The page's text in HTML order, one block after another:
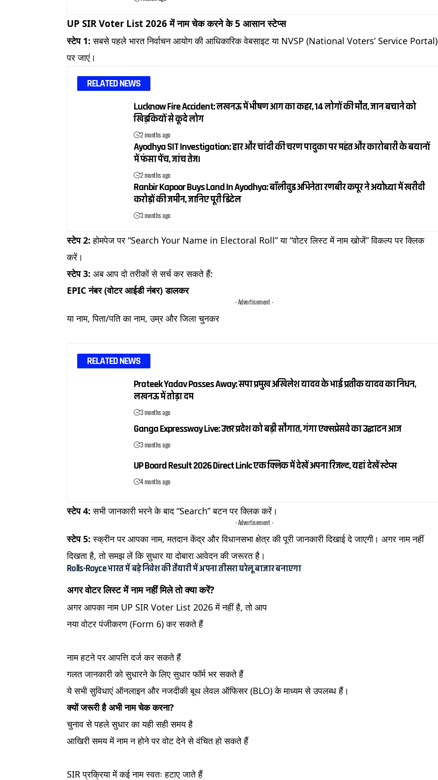
UP SIR Voter List 2026 में नाम चेक करने के 5 आसान स्टेप्स
स्टेप 1: सबसे पहले भारत निर्वाचन आयोग की आधिकारिक वेबसाइट या NVSP (National Voters’ Service Portal)
पर जाएं।
RELATED NEWS
Lucknow Fire Accident: लखनऊ में भीषण आग का कहर, 14 लोगों की मौत, जान बचाने को
खिड़कियों से कूदे लोग
2 months ago
Ayodhya SIT Investigation: हार और चांदी की चरण पादुका पर महंत और कारोबारी के बयानों
में फंसा पेंच, जांच तेज।
2 months ago
Ranbir Kapoor Buys Land In Ayodhya: बॉलीवुड अभिनेता रणबीर कपूर ने अयोध्या में खरीदी
करोड़ों की जमीन, जानिए पूरी डिटेल
3 months ago
स्टेप 2: होमपेज पर “Search Your Name in Electoral Roll” या “वोटर लिस्ट में नाम खोजें” विकल्प पर क्लिक
करें।
स्टेप 3: अब आप दो तरीकों से सर्च कर सकते हैं:
EPIC नंबर (वोटर आईडी नंबर) डालकर
- Advertisement -
या नाम, पिता/पति का नाम, उम्र और जिला चुनकर
RELATED NEWS
Prateek Yadav Passes Away: सपा प्रमुख अखिलेश यादव के भाई प्रतीक यादव का निधन,
लखनऊ में तोड़ा दम
3 months ago
Ganga Expressway Live: उत्तर प्रदेश को बड़ी सौगात, गंगा एक्सप्रेसवे का उद्घाटन आज
3 months ago
UP Board Result 2026 Direct Link: एक क्लिक में देखें अपना रिजल्ट, यहां देखें स्टेप्स
4 months ago
स्टेप 4: सभी जानकारी भरने के बाद “Search” बटन पर क्लिक करें।
- Advertisement -
स्टेप 5: स्क्रीन पर आपका नाम, मतदान केंद्र और विधानसभा क्षेत्र की पूरी जानकारी दिखाई दे जाएगी। अगर नाम नहीं
दिखता है, तो समझ लें कि सुधार या दोबारा आवेदन की जरूरत है।
Rolls-Royce भारत में बड़े निवेश की तैयारी में अपना तीसरा घरेलू बाजार बनाएगा
अगर वोटर लिस्ट में नाम नहीं मिले तो क्या करें?
अगर आपका नाम UP SIR Voter List 2026 में नहीं है, तो आप
नया वोटर पंजीकरण (Form 6) कर सकते हैं
नाम हटने पर आपत्ति दर्ज कर सकते हैं
गलत जानकारी को सुधारने के लिए सुधार फॉर्म भर सकते हैं
ये सभी सुविधाएं ऑनलाइन और नजदीकी बूथ लेवल ऑफिसर (BLO) के माध्यम से उपलब्ध हैं।
क्यों जरूरी है अभी नाम चेक करना?
चुनाव से पहले सुधार का यही सही समय है
आखिरी समय में नाम न होने पर वोट देने से वंचित हो सकते हैं
SIR प्रक्रिया में कई नाम स्वतः हटाए जाते हैं